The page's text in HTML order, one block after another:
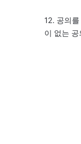
12. 공의
이 없는